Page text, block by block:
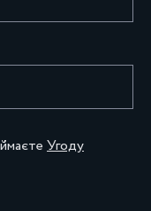
Угоду